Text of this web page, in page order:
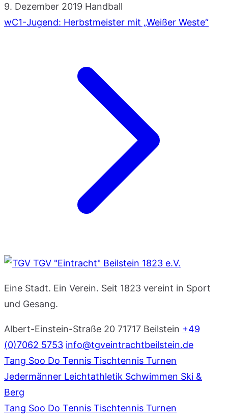
9. Dezember 2019 Handball
wC1-Jugend: Herbstmeister mit „Weißer Weste“
TGV "Eintracht" Beilstein 1823 e.V.
Eine Stadt. Ein Verein. Seit 1823 vereint in Sport
und Gesang.
Albert-Einstein-Straße 20 71717 Beilstein +49
(0)7062 5753 info@tgveintrachtbeilstein.de
Tang Soo Do Tennis Tischtennis Turnen
Jedermänner Leichtathletik Schwimmen Ski &
Berg
Tang Soo Do Tennis Tischtennis Turnen